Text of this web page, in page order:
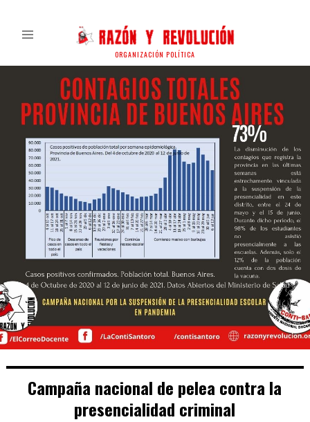
ORGANIZACIÓN POLÍTICA
Campaña nacional de pelea contra la
presencialidad criminal